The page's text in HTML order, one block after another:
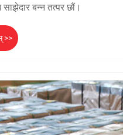
साझेदार बन्न तत्पर छौं।
>>